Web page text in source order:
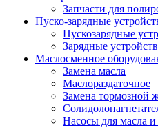
Запчасти для
Пуско-зарядные
Пускозарядные
Зарядные
Маслосменное
Замена масла
Маслораздаточное
Замена тормозной
Насосы для масла и